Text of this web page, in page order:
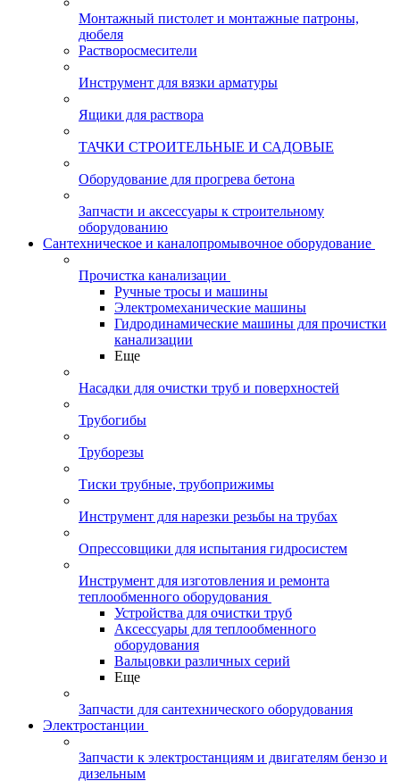
Монтажный пистолет и монтажные патроны,
дюбеля
Растворосмесители
Инструмент для вязки арматуры
Ящики для раствора
ТАЧКИ СТРОИТЕЛЬНЫЕ И САДОВЫЕ
Оборудование для прогрева бетона
Запчасти и аксессуары к строительному
оборудованию
Сантехническое и каналопромывочное оборудование
Прочистка канализации
Ручные тросы и машины
Электромеханические машины
Гидродинамические машины для прочистки
канализации
Еще
Насадки для очистки труб и поверхностей
Трубогибы
Труборезы
Тиски трубные, трубоприжимы
Инструмент для нарезки резьбы на трубах
Опрессовщики для испытания гидросистем
Инструмент для изготовления и ремонта
теплообменного оборудования
Устройства для очистки труб
Аксессуары для теплообменного
оборудования
Вальцовки различных серий
Еще
Запчасти для сантехнического оборудования
Электростанции
Запчасти к электростанциям и двигателям бензо и
дизельным